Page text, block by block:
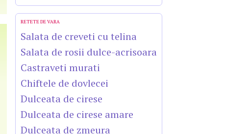
RETETE DE VARA
Salata de creveti cu telina
Salata de rosii dulce-acrisoara
Castraveti murati
Chiftele de dovlecei
Dulceata de cirese
Dulceata de cirese amare
Dulceata de zmeura